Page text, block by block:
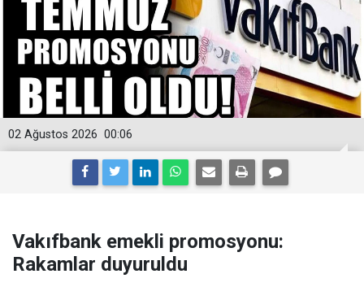
00:06
02 Ağustos 2026
Vakıfbank emekli promosyonu:
Rakamlar duyuruldu